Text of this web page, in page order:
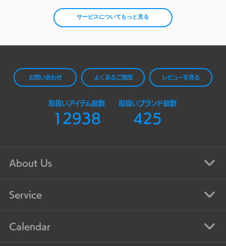
サービスについてもっと見る
お問い合わせ よくあるご質問 レビューを見る
取扱いアイテム総数
12938
取扱いブランド総数
425
About Us
Service
Calendar